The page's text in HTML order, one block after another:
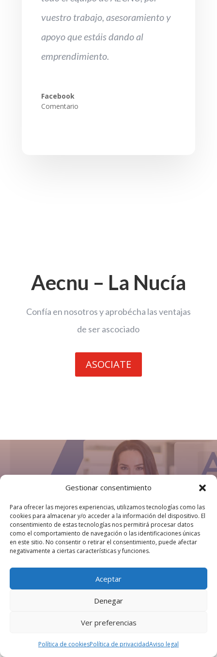
Gestionar consentimiento
Para ofrecer las mejores experiencias, utilizamos tecnologías como las
cookies para almacenar y/o acceder a la información del dispositivo. El
consentimiento de estas tecnologías nos permitirá procesar datos
como el comportamiento de navegación o las identificaciones únicas
en este sitio. No consentir o retirar el consentimiento, puede afectar
negativamente a ciertas características y funciones.
Aceptar
Denegar
Ver preferencias
Política de cookiesPolítica de privacidadAviso legal
vuestro trabajo, asesoramiento y
apoyo que estáis dando al
emprendimiento.
Facebook
Comentario
Aecnu – La Nucía
Confía en nosotros y aprobécha las ventajas
de ser ascociado
ASOCIATE
COMERCIO LA
NUCÍA
Directorio de empresas de La Nucía
BUSCAR EMPRESAS